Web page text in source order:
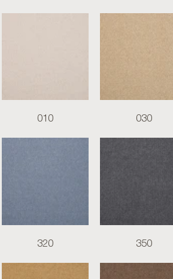
010 030
320 350